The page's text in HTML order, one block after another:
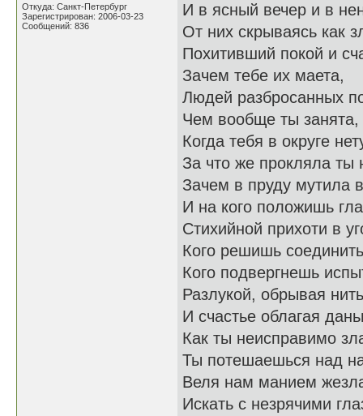
Откуда: Санкт-Петербург
Зарегистрирован: 2006-03-23
Сообщений: 836
И в ясный вечер и в
От них скрываясь как
Похитивший покой и
Зачем тебе их маета,
Людей разбросанных
Чем вообще ты занята,
Когда тебя в округе
За что же прокляла ты
Зачем в пруду мутила
И на кого положишь
Стихийной прихоти в
Кого решишь
Кого подвергнешь
Разлукой, обрывая нить
И счастье облагая
Как ты неисправимо
Ты потешаешься над
Веля нам манием
Искать с незрячими